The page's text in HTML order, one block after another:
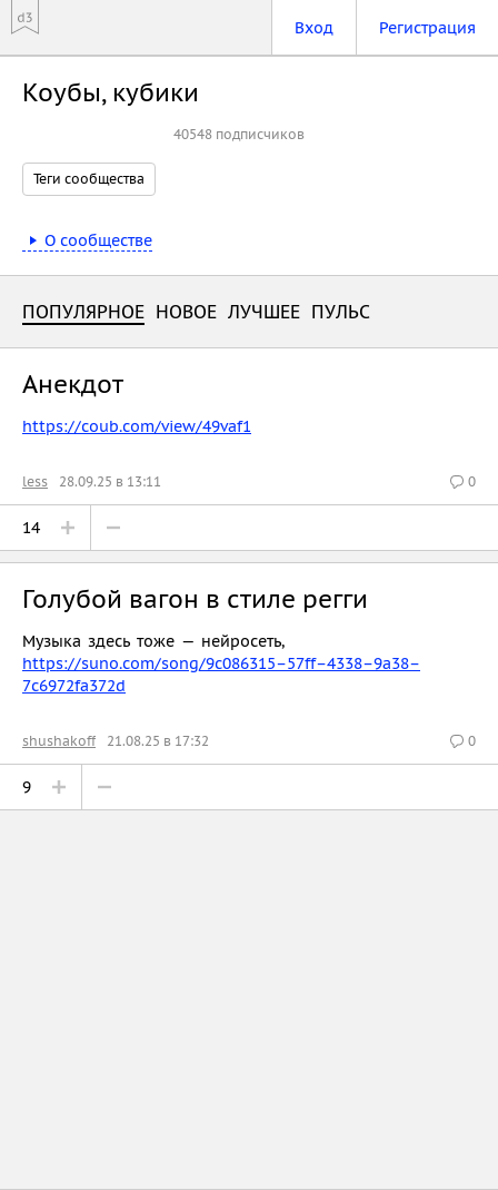
Вход Регистрация
Коубы, кубики
40548 подписчиков
Теги сообщества
О сообществе
ПОПУЛЯРНОЕ НОВОЕ ЛУЧШЕЕ ПУЛЬС
Анекдот
https://coub.com/view/49vaf1
less 28.09.25 в 13:11 0
14
Голубой вагон в стиле регги
Музыка здесь тоже — нейросеть,
https://suno.com/song/9c086315–57ff–4338–9a38–
7c6972fa372d
shushakoff 21.08.25 в 17:32 0
9